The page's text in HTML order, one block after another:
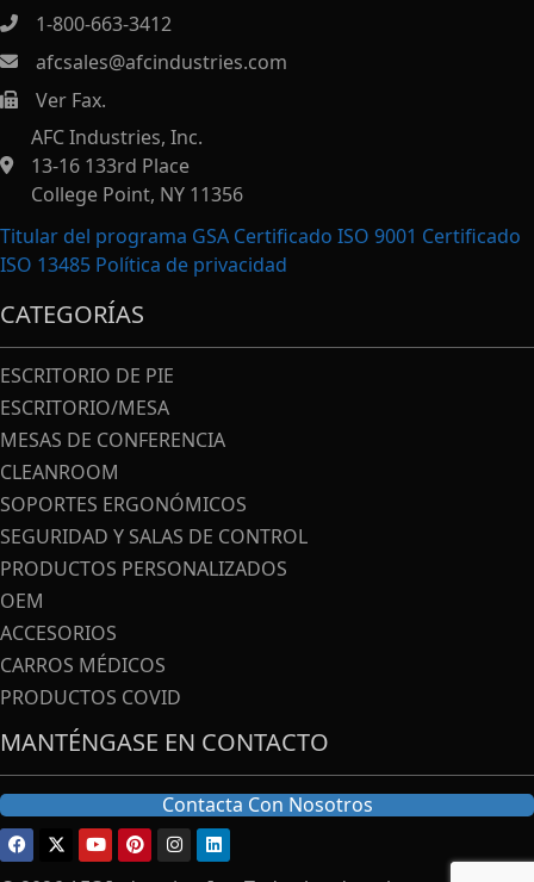
1-800-663-3412
afcsales@afcindustries.com
https://afcindustries.com/contact/#:~:text=Fax
Ver Fax.
AFC Industries, Inc.
13-16 133rd Place
College Point, NY 11356
Titular del programa GSA Certificado ISO 9001 Certificado
ISO 13485 Política de privacidad
CATEGORÍAS
ESCRITORIO DE PIE
ESCRITORIO/MESA
MESAS DE CONFERENCIA
CLEANROOM
SOPORTES ERGONÓMICOS
SEGURIDAD Y SALAS DE CONTROL
PRODUCTOS PERSONALIZADOS
OEM
ACCESORIOS
CARROS MÉDICOS
PRODUCTOS COVID
MANTÉNGASE EN CONTACTO
Contacta Con Nosotros